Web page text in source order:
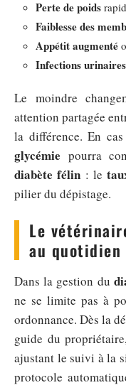
Perte de poids
Faiblesse des
Appétit augmenté
Infections
Le moindre
attention partagée
la différence. En
glycémie pourra
diabète félin : le
pilier du dépistage.
Le
au quotidien
Dans la gestion du
ne se limite pas à
ordonnance. Dès la
guide du
ajustant le suivi à la
protocole